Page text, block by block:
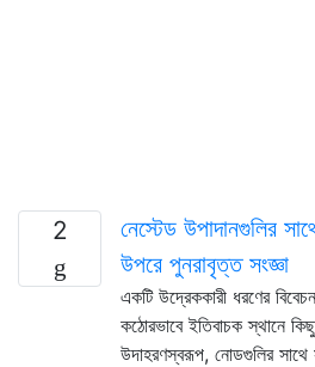
2
নেস্টেড উপাদানগুলির
উপরে পুনরাবৃত্ত সংজ্ঞা
একটি উদ্রেককারী ধরণের
কঠোরভাবে ইতিবাচক স্থানে
উদাহরণস্বরূপ, নোডগুলির সাথে